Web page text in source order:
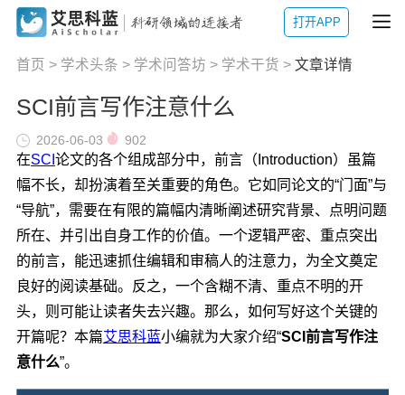
打开APP
首页 > 学术头条 > 学术问答坊 > 学术干货 > 文章详情
SCI前言写作注意什么
2026-06-03 902
在SCI 论文的各个组成部分中，前言（Introduction）虽篇
幅不长，却扮演着至关重要的角色。它如同论文的“门面”与
“导航”，需要在有限的篇幅内清晰阐述研究背景、点明问题
所在、并引出自身工作的价值。一个逻辑严密、重点突出
的前言，能迅速抓住编辑和审稿人的注意力，为全文奠定
良好的阅读基础。反之，一个含糊不清、重点不明的开
头，则可能让读者失去兴趣。那么，如何写好这个关键的
开篇呢？本篇艾思科蓝小编就为大家介绍“SCI前言写作注
意什么”。